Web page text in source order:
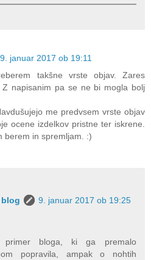
9. januar 2017 ob 19:11
takšne vrste objav. Zares
napisanim pa se ne bi mogla bolj
me predvsem vrste objav
ocene izdelkov pristne ter iskrene.
berem in spremljam. :)
blog
9. januar 2017 ob 19:25
bloga, ki ga premalo
popravila, ampak o nohtih